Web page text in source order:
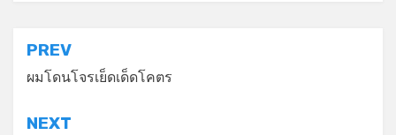
แนะแนว
เรื่อง
PREV
ผมโดนโจรเย็ดเด็ดโคตร
NEXT